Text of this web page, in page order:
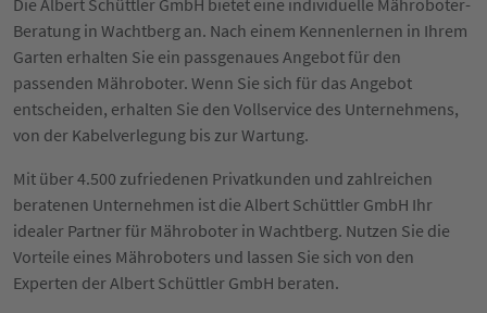
Beratung in Wachtberg an. Nach einem Kennenlernen in Ihrem
Garten erhalten Sie ein passgenaues Angebot für den
passenden Mähroboter. Wenn Sie sich für das Angebot
entscheiden, erhalten Sie den Vollservice des Unternehmens,
von der Kabelverlegung bis zur Wartung.
Mit über 4.500 zufriedenen Privatkunden und zahlreichen
beratenen Unternehmen ist die Albert Schüttler GmbH Ihr
idealer Partner für Mähroboter in Wachtberg. Nutzen Sie die
Vorteile eines Mähroboters und lassen Sie sich von den
Experten der Albert Schüttler GmbH beraten.